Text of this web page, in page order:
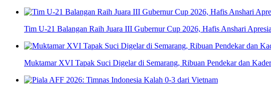
Tim U-21 Balangan Raih Juara III Gubernur Cup 2026, Hafis Anshari
Muktamar XVI Tapak Suci Digelar di Semarang, Ribuan Pendekar dan